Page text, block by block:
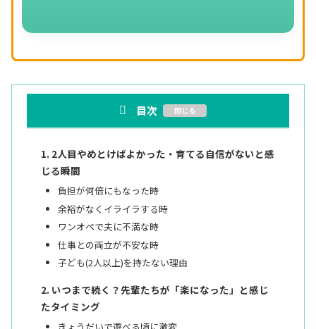
目次
2人目やめとけばよかった・育てる自信がないと感
じる瞬間
負担が何倍にもなった時
余裕がなくイライラする時
ワンオペで夫に不満な時
仕事との両立が不安な時
子ども(2人以上)を持たない理由
いつまで続く？先輩たちが「楽になった」と感じ
たタイミング